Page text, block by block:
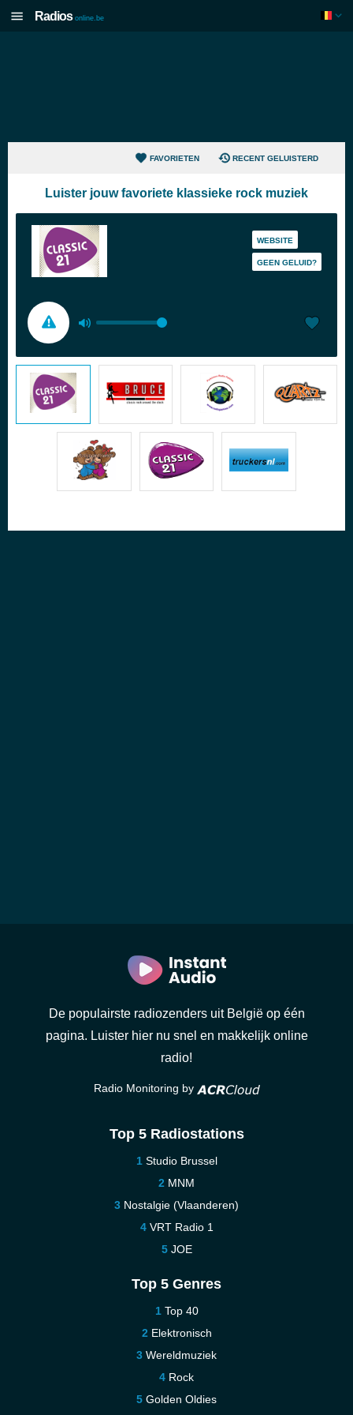
Radios online.be
FAVORIETEN RECENT GELUISTERD
Luister jouw favoriete klassieke rock muziek
WEBSITE
GEEN GELUID?
De populairste radiozenders uit België op één
pagina. Luister hier nu snel en makkelijk online
radio!
Radio Monitoring by
Top 5 Radiostations
Studio Brussel
MNM
Nostalgie (Vlaanderen)
VRT Radio 1
JOE
Top 5 Genres
Top 40
Elektronisch
Wereldmuziek
Rock
Golden Oldies